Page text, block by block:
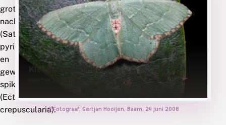
grote
nachtpauwoog
(Saturnia
pyri)
en
gewone
spikkelspanner
(Ectropis
crepuscularia).
Kleine zomervlinder
HEMITHEA AESTIVARIA
Fotograaf: Gertjan Hooijen, Baarn, 24 juni 2008